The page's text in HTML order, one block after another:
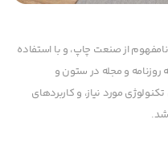
از صنعت چاپ، و با استفاده
روزنامه و مجله در ستون و
مورد نیاز، و کاربردهای